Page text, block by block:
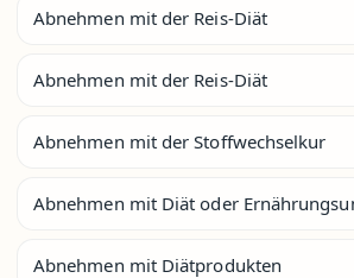
Abnehmen mit der Reis-Diät
Abnehmen mit der Reis-Diät
Abnehmen mit der Stoffwechselkur
Abnehmen mit Diät oder
Abnehmen mit Diätprodukten